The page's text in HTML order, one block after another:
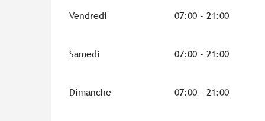
Vendredi 07:00 - 21:00
Samedi 07:00 - 21:00
Dimanche 07:00 - 21:00